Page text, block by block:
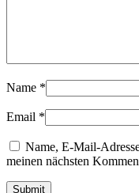
Name *
Email *
Name, E-Mail-
meinen nächsten